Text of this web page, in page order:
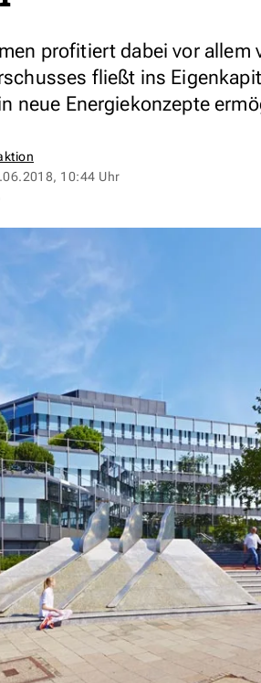
profitiert dabei vor allem
fließt ins
neue Energiekonzepte
10:44 Uhr